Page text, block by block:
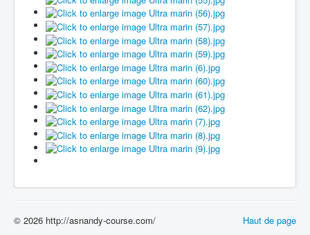
Haut de page
© 2026 http://asnandy-course.com/